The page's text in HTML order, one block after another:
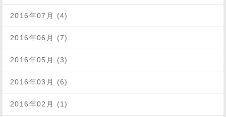
2016年07月 (4)
2016年06月 (7)
2016年05月 (3)
2016年03月 (6)
2016年02月 (1)